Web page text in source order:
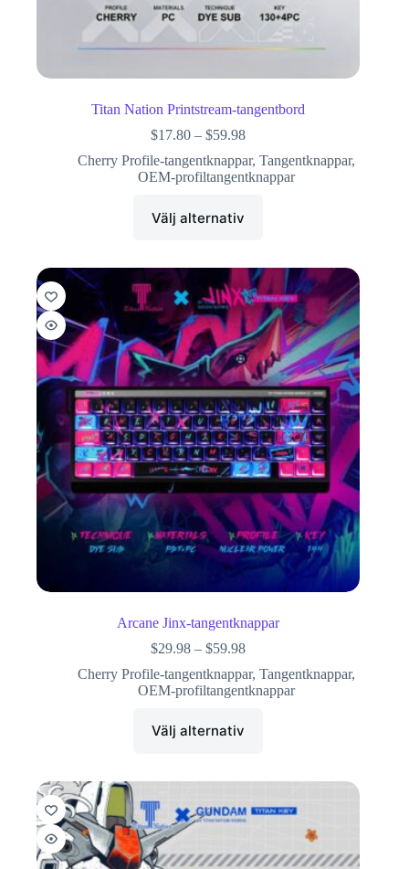
Titan Nation Printstream-tangentbord
$17.80 – $59.98
Cherry Profile-tangentknappar,Tangentknappar,
OEM-profiltangentknappar
Välj alternativ
Arcane Jinx-tangentknappar
$29.98 – $59.98
Cherry Profile-tangentknappar,Tangentknappar,
OEM-profiltangentknappar
Välj alternativ